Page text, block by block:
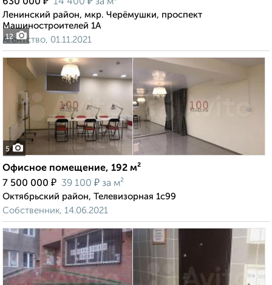
12
630 000
14 400 за м²
Ленинский район, мкр. Черёмушки, проспект
Машиностроителей 1А
Агентство, 01.11.2021
5
Офисное помещение, 192 м²
7 500 000 ₽ 39 100 ₽ за м²
Октябрьский район, Телевизорная 1с99
Собственник, 14.06.2021